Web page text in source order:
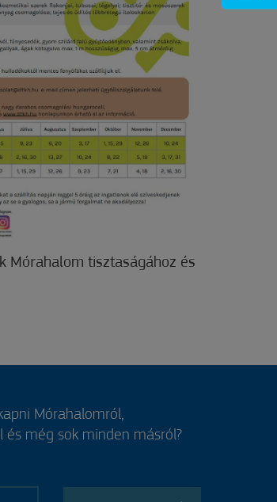
Mórahalom tisztaságához és
Mórahalomról,
még sok minden másról?